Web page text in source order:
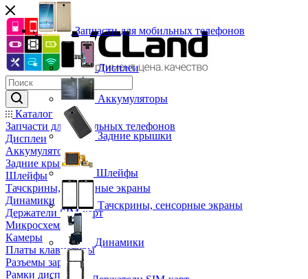
Каталог
Запчасти для мобильных телефонов
Дисплеи
Аккумуляторы
Задние крышки
Шлейфы
Тачскрины, сенсорные экраны
Динамики
Держатели SIM-карт
Микросхемы
Камеры
Платы клавиатуры
Разъемы зарядки
Рамки дисплея
Запчасти для мобильных телефонов
Дисплеи
Аккумуляторы
Задние крышки
Шлейфы
Тачскрины, сенсорные экраны
Динамики